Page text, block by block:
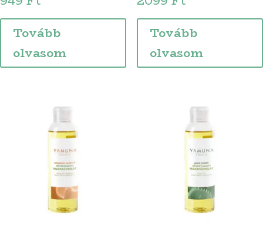
Tovább
olvasom
Tovább
olvasom